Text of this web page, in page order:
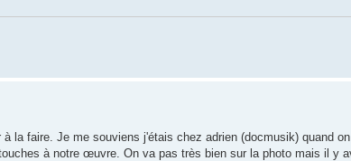
la faire. Je me souviens j'étais chez adrien (docmusik) quand
à notre œuvre. On va pas très bien sur la photo mais il y